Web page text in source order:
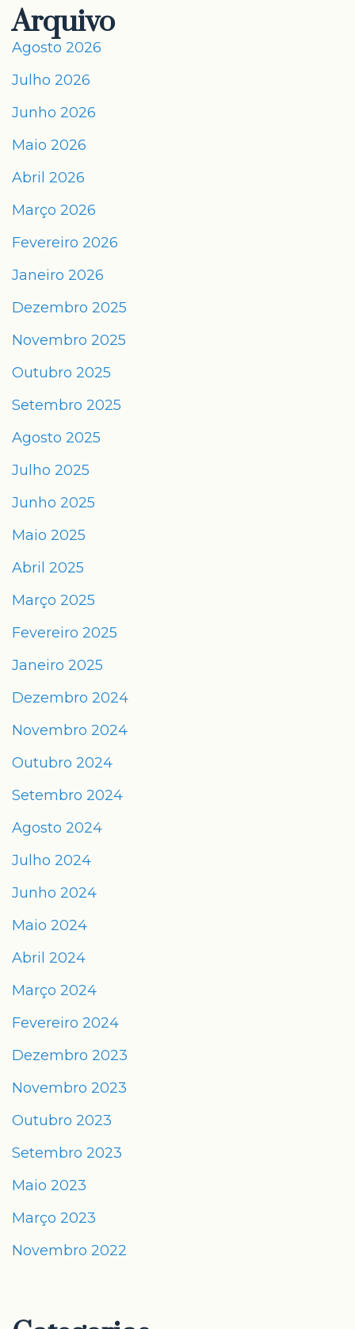
Arquivo
Agosto 2026
Julho 2026
Junho 2026
Maio 2026
Abril 2026
Março 2026
Fevereiro 2026
Janeiro 2026
Dezembro 2025
Novembro 2025
Outubro 2025
Setembro 2025
Agosto 2025
Julho 2025
Junho 2025
Maio 2025
Abril 2025
Março 2025
Fevereiro 2025
Janeiro 2025
Dezembro 2024
Novembro 2024
Outubro 2024
Setembro 2024
Agosto 2024
Julho 2024
Junho 2024
Maio 2024
Abril 2024
Março 2024
Fevereiro 2024
Dezembro 2023
Novembro 2023
Outubro 2023
Setembro 2023
Maio 2023
Março 2023
Novembro 2022